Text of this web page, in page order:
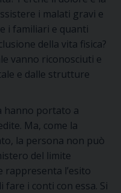
i malati gravi e
i familiari e quanti
della vita fisica?
vanno riconosciuti e
e dalle strutture
hanno portato a
Ma, come la
la persona non può
del limite
rappresenta l’esito
i conti con essa. Si